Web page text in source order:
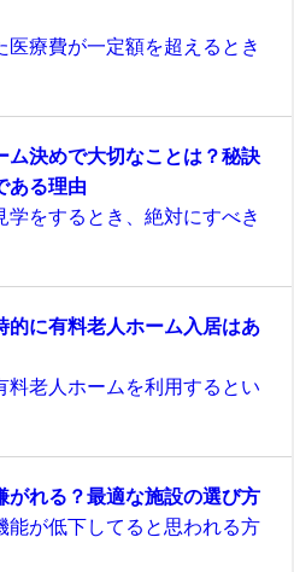
医療費が一定額を超えるとき
ム決めで大切なことは？秘訣
ある理由
をするとき、絶対にすべき
的に有料老人ホーム入居はあ
料老人ホームを利用するとい
がれる？最適な施設の選び方
能が低下してると思われる方